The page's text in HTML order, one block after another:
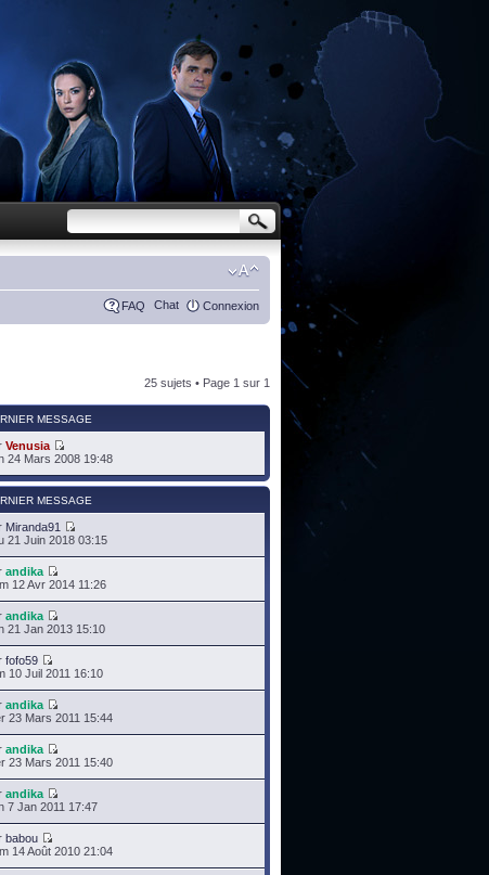
FAQ Chat Connexion
25 sujets • Page 1 sur 1
MESSAGE
Venusia
24 Mars 2008 19:48
MESSAGE
Miranda91
21 Juin 2018 03:15
andika
12 Avr 2014 11:26
andika
21 Jan 2013 15:10
fofo59
10 Juil 2011 16:10
andika
23 Mars 2011 15:44
andika
23 Mars 2011 15:40
andika
7 Jan 2011 17:47
babou
14 Août 2010 21:04